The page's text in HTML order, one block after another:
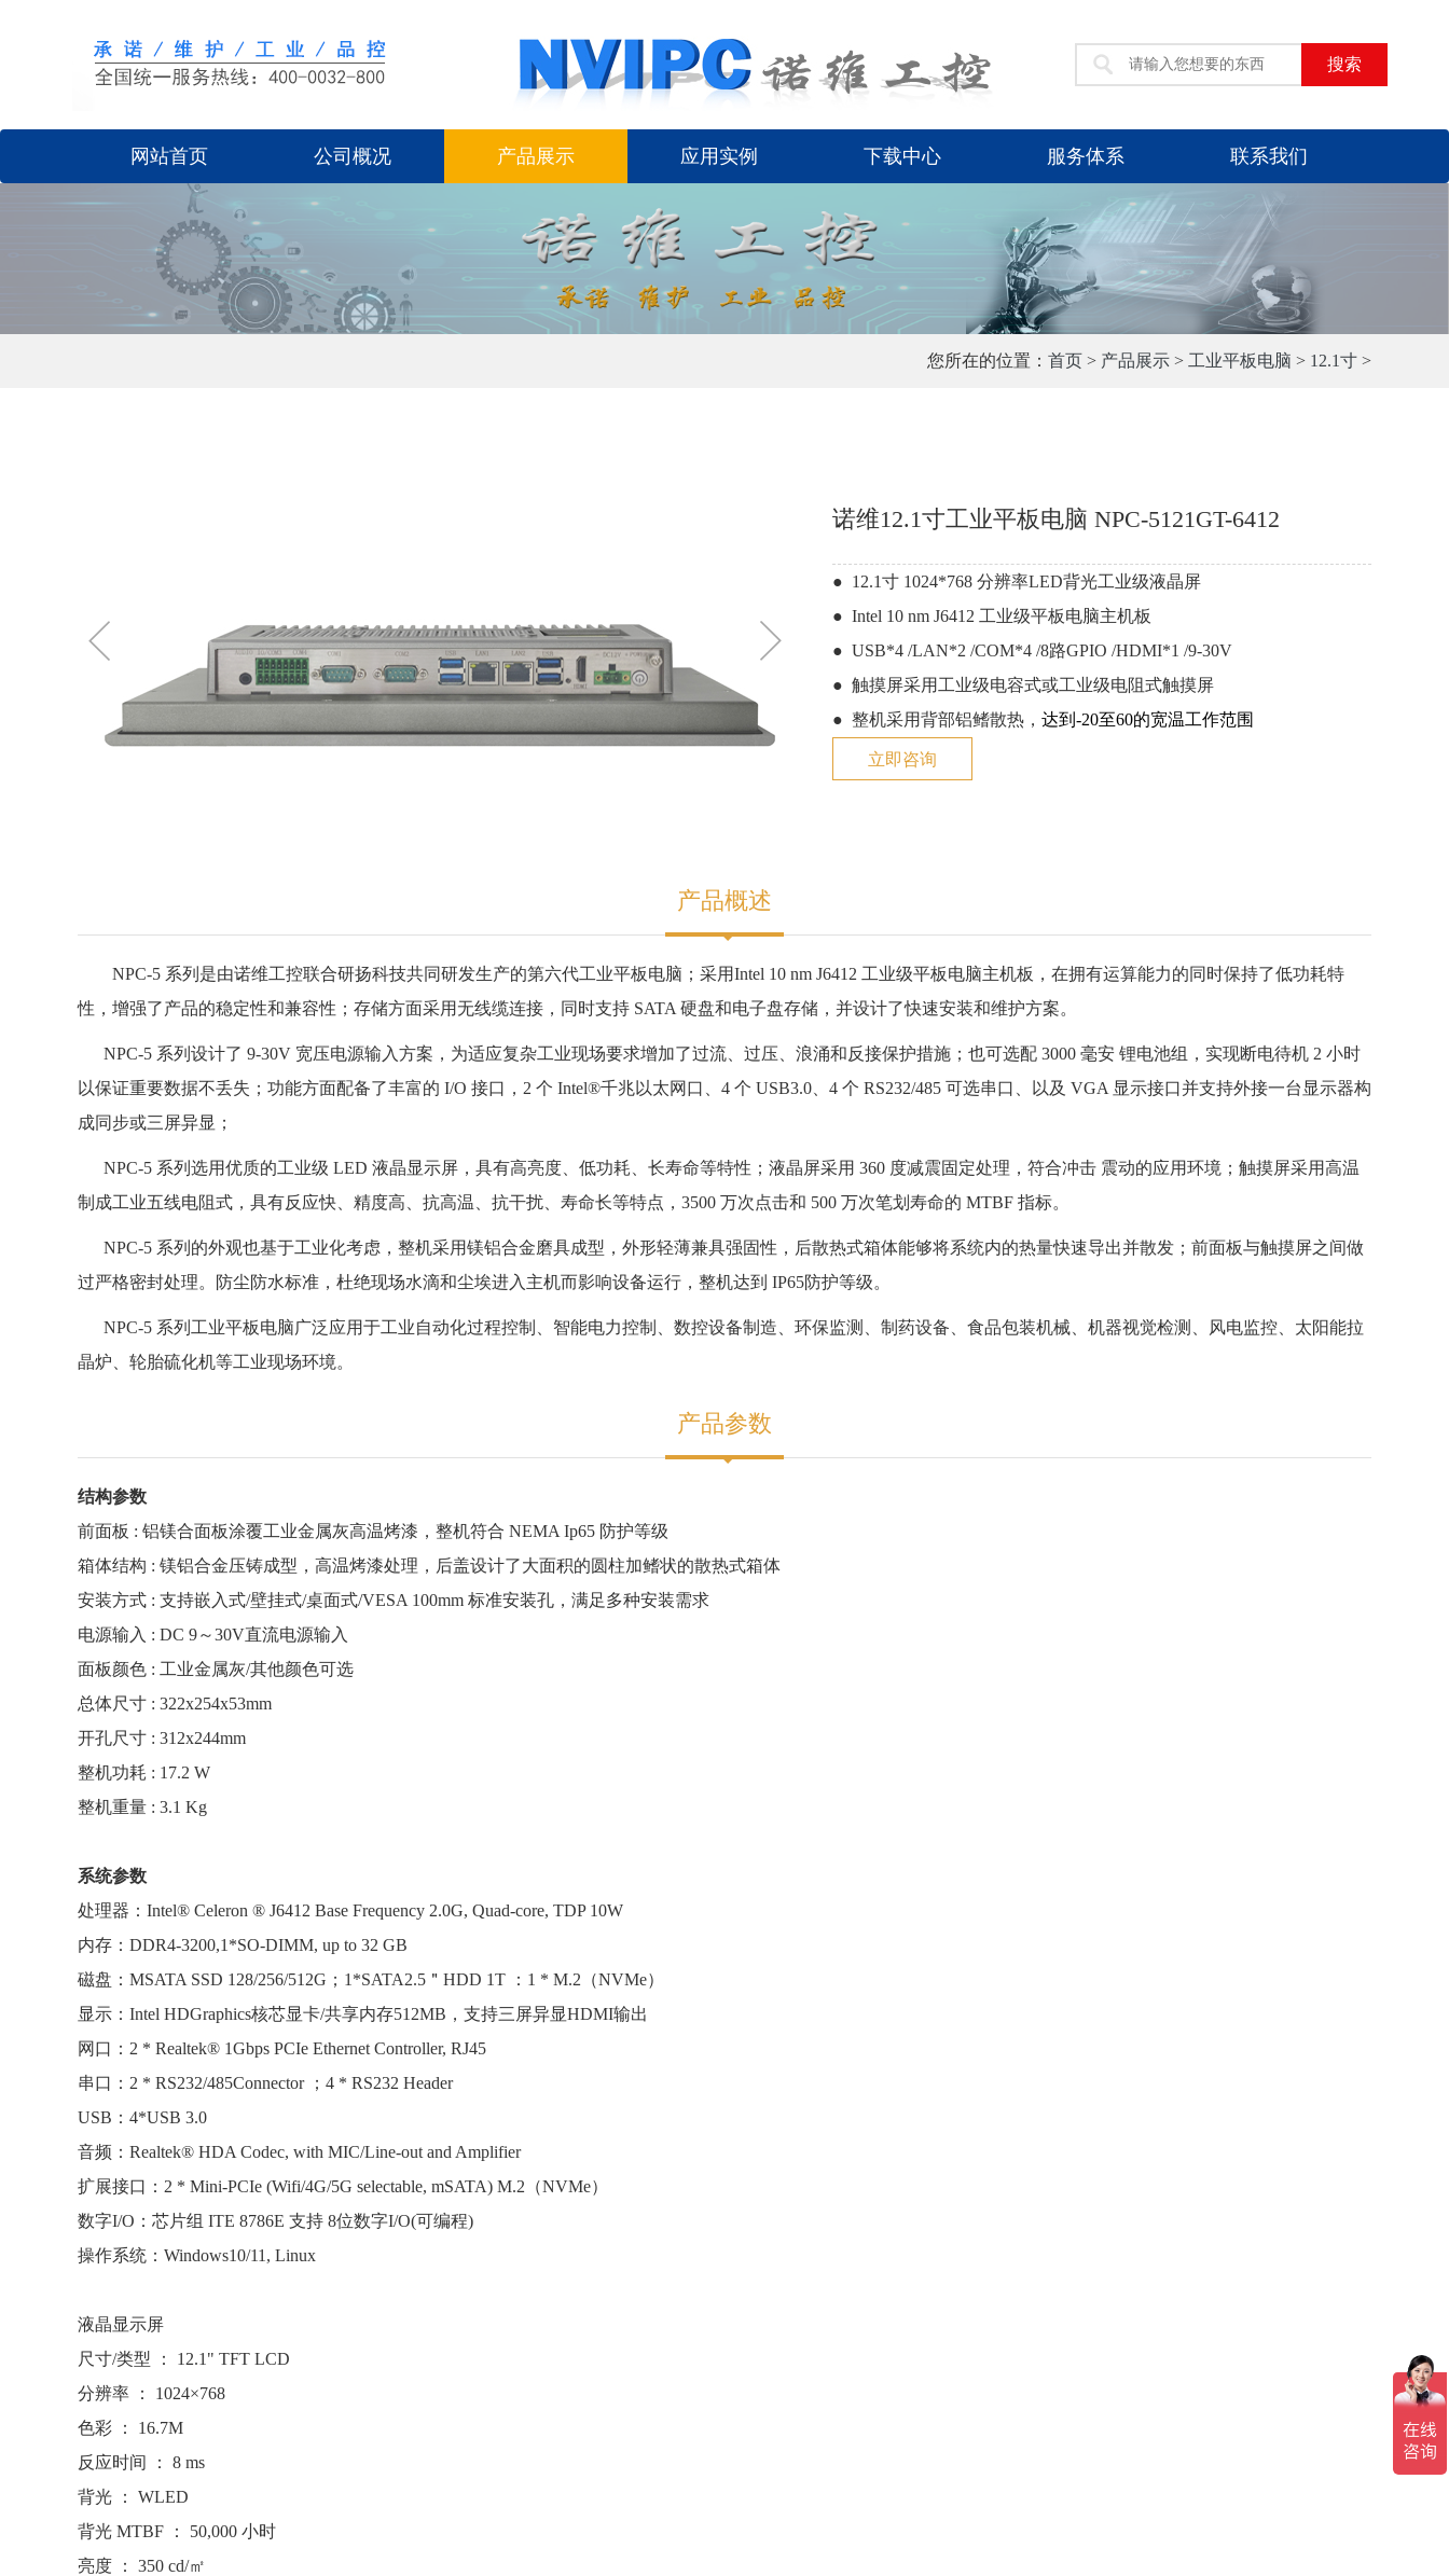
搜索
网站首页 公司概况 产品展示 应用实例 下载中心 服务体系 联系我们
您所在的位置： 首页 > 产品展示 > 工业平板电脑 > 12.1寸 >
诺维12.1寸工业平板电脑 NPC-5121GT-6412
● 12.1寸 1024*768 分辨率LED背光工业级液晶屏
● Intel 10 nm J6412 工业级平板电脑主机板
● USB*4 /LAN*2 /COM*4 /8路GPIO /HDMI*1 /9-30V
● 触摸屏采用工业级电容式或工业级电阻式触摸屏
● 整机采用背部铝鳍散热， 达到-20至60的宽温工作范围
立即咨询
产品概述
NPC-5 系列是由诺维工控联合研扬科技共同研发生产的第六代工业平板电脑；采用Intel 10 nm J6412 工业级平板电脑主机板，在拥有运算能力的同时保持了低功耗特
性，增强了产品的稳定性和兼容性；存储方面采用无线缆连接，同时支持 SATA 硬盘和电子盘存储，并设计了快速安装和维护方案。
NPC-5 系列设计了 9-30V 宽压电源输入方案，为适应复杂工业现场要求增加了过流、过压、浪涌和反接保护措施；也可选配 3000 毫安 锂电池组，实现断电待机 2 小时
以保证重要数据不丢失；功能方面配备了丰富的 I/O 接口，2 个 Intel®千兆以太网口、4 个 USB3.0、4 个 RS232/485 可选串口、以及 VGA 显示接口并支持外接一台显示器构
成同步或三屏异显 ；
NPC-5 系列选用优质的工业级 LED 液晶显示屏，具有高亮度、低功耗、长寿命等特性；液晶屏采用 360 度减震固定处理，符合冲击 震动的应用环境；触摸屏采用高温
制成工业五线电阻式，具有反应快、精度高、抗高温、抗干扰、寿命长等特点，3500 万次点击和 500 万次笔划寿命的 MTBF 指标。
NPC-5 系列的外观也基于工业化考虑，整机采用镁铝合金磨具成型，外形轻薄兼具强固性，后散热式箱体能够将系统内的热量快速导出并散发；前面板与触摸屏之间做
过严格密封处理。防尘防水标准，杜绝现场水滴和尘埃进入主机而影响设备运行，整机达到 IP65防护等级。
NPC-5 系列工业平板电脑广泛应用于工业自动化过程控制、智能电力控制、数控设备制造、环保监测、制药设备、食品包装机械、机器视觉检测、风电监控、太阳能拉
晶炉、轮胎硫化机等工业现场环境。
产品参数
结构参数
前面板 : 铝镁合面板涂覆工业金属灰高温烤漆，整机符合 NEMA Ip65 防护等级
箱体结构 : 镁铝合金压铸成型，高温烤漆处理，后盖设计了大面积的圆柱加鳍状的散热式箱体
安装方式 : 支持嵌入式/壁挂式/桌面式/VESA 100mm 标准安装孔，满足多种安装需求
电源输入 : DC 9～30V直流电源输入
面板颜色 : 工业金属灰/其他颜色可选
总体尺寸 : 322x254x53mm
开孔尺寸 : 312x244mm
整机功耗 : 17.2 W
整机重量 : 3.1 Kg
系统参数
处理器：Intel® Celeron ® J6412 Base Frequency 2.0G, Quad-core, TDP 10W
内存：DDR4-3200,1*SO-DIMM, up to 32 GB
磁盘：MSATA SSD 128/256/512G；1*SATA2.5＂HDD 1T ：1 * M.2（NVMe）
显示：Intel HDGraphics核芯显卡/共享内存512MB，支持三屏异显HDMI输出
网口：2 * Realtek® 1Gbps PCIe Ethernet Controller, RJ45
串口：2 * RS232/485Connector ；4 * RS232 Header
USB：4*USB 3.0
音频：Realtek® HDA Codec, with MIC/Line-out and Amplifier
扩展接口： 2 * Mini-PCIe (Wifi/4G/5G selectable, mSATA) M.2（NVMe）
数字I/O：芯片组 ITE 8786E 支持 8位数字I/O(可编程)
操作系统：Windows10/11, Linux
液晶显示屏
尺寸/类型 ： 12.1" TFT LCD
分辨率 ： 1024×768
色彩 ： 16.7M
反应时间 ： 8 ms
背光 ： WLED
背光 MTBF ： 50,000 小时
亮度 ： 350 cd/㎡